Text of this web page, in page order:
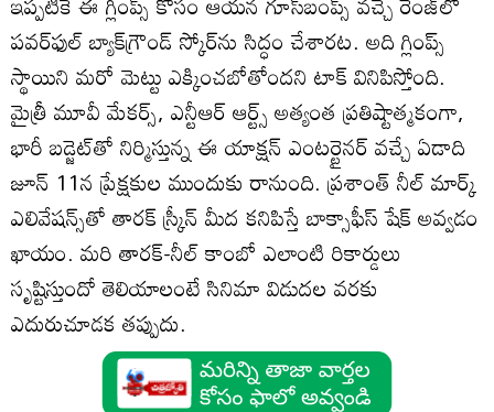
పవర్‌ఫుల్ బ్యాక్‌గ్రౌండ్ స్కోర్‌ను సిద్ధం చేశారట. అది గ్లింప్స్
స్థాయిని మరో మెట్టు ఎక్కించబోతోందని టాక్ వినిపిస్తోంది.
మైత్రీ మూవీ మేకర్స్, ఎన్టీఆర్ ఆర్ట్స్ అత్యంత ప్రతిష్టాత్మకంగా,
భారీ బడ్జెట్‌తో నిర్మిస్తున్న ఈ యాక్షన్ ఎంటర్టైనర్ వచ్చే ఏడాది
జూన్ 11న ప్రేక్షకుల ముందుకు రానుంది. ప్రశాంత్ నీల్ మార్క్
ఎలివేషన్స్‌తో తారక్ స్క్రీన్ మీద కనిపిస్తే బాక్సాఫీస్ షేక్ అవ్వడం
ఖాయం. మరి తారక్-నీల్ కాంబో ఎలాంటి రికార్డులు
సృష్టిస్తుందో తెలియాలంటే సినిమా విడుదల వరకు
ఎదురుచూడక తప్పుదు.